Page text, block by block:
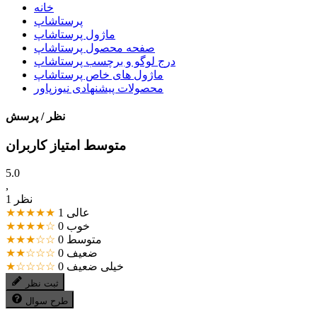
خانه
پرستاشاپ
ماژول پرستاشاپ
صفحه محصول پرستاشاپ
درج لوگو و برچسب پرستاشاپ
ماژول های خاص پرستاشاپ
محصولات پیشنهادی نیوزپاور
نظر / پرسش
متوسط امتیاز کاربران
5.0
,
1 نظر
★★★★★
عالی 1
★★★★☆
خوب 0
★★★☆☆
متوسط 0
★★☆☆☆
ضعیف 0
★☆☆☆☆
خیلی ضعیف 0
ثبت نظر
طرح سوال